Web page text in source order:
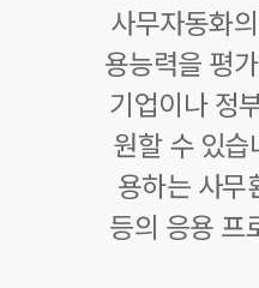
사무자동화
용능력을 평
기업이나 정
원할 수 있
용하는 사무
등의 응용 프